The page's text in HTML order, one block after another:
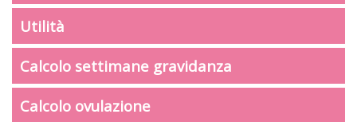
Utilità
Calcolo settimane gravidanza
Calcolo ovulazione